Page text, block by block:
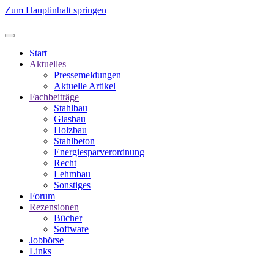
Zum Hauptinhalt springen
Start
Aktuelles
Pressemeldungen
Aktuelle Artikel
Fachbeiträge
Stahlbau
Glasbau
Holzbau
Stahlbeton
Energiesparverordnung
Recht
Lehmbau
Sonstiges
Forum
Rezensionen
Bücher
Software
Jobbörse
Links